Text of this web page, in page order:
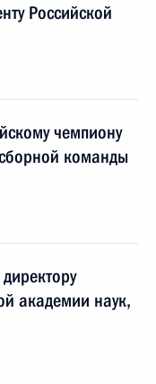
Российской
чемпиону
команды
академии наук,